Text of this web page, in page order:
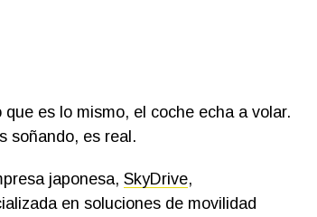
es lo mismo, el coche echa a volar.
soñando, es real.
japonesa, SkyDrive,
en soluciones de movilidad